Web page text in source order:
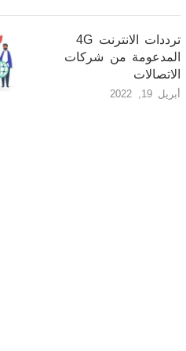
ترددات الانترنت 4G
المدعومة من شركات
الاتصالات
أبريل 19, 2022